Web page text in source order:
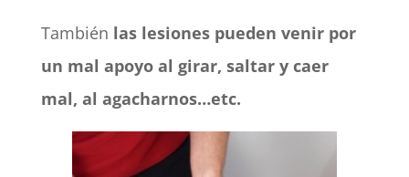
También las lesiones pueden venir por
un mal apoyo al girar, saltar y caer
mal, al agacharnos…etc.